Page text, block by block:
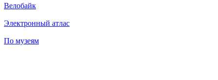
Велобайк
Электронный атлас
По музеям